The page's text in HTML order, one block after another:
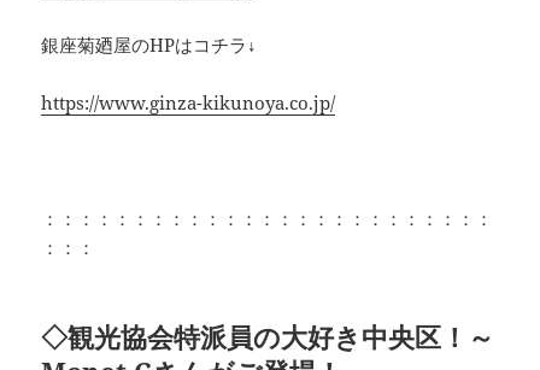
銀座菊廼屋のHPはコチラ↓
https://www.ginza-kikunoya.co.jp/
：：：：：：：：：：：：：：：：：：：：：：：：：
：：：
◇観光協会特派員の大好き中央区！～